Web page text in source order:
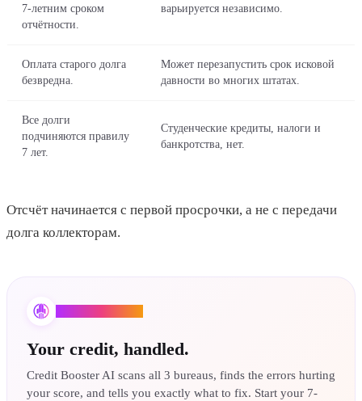
7-летним сроком
отчётности.
варьируется независимо.
Оплата старого долга
безвредна.
Может перезапустить срок исковой
давности во многих штатах.
Все долги
подчиняются правилу
7 лет.
Студенческие кредиты, налоги и
банкротства, нет.
Отсчёт начинается с первой просрочки, а не с передачи
долга коллекторам.
Your credit, handled.
Credit Booster AI scans all 3 bureaus, finds the errors hurting
your score, and tells you exactly what to fix. Start your 7-